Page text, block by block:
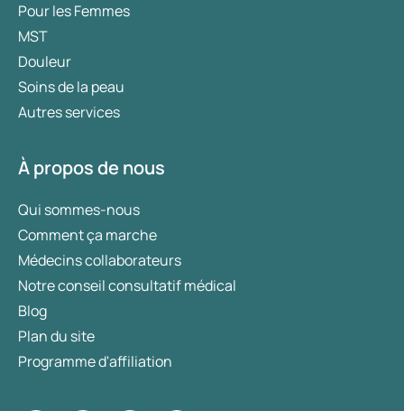
Pour les Femmes
MST
Douleur
Soins de la peau
Autres services
À propos de nous
Qui sommes-nous
Comment ça marche
Médecins collaborateurs
Notre conseil consultatif médical
Blog
Plan du site
Programme d'affiliation